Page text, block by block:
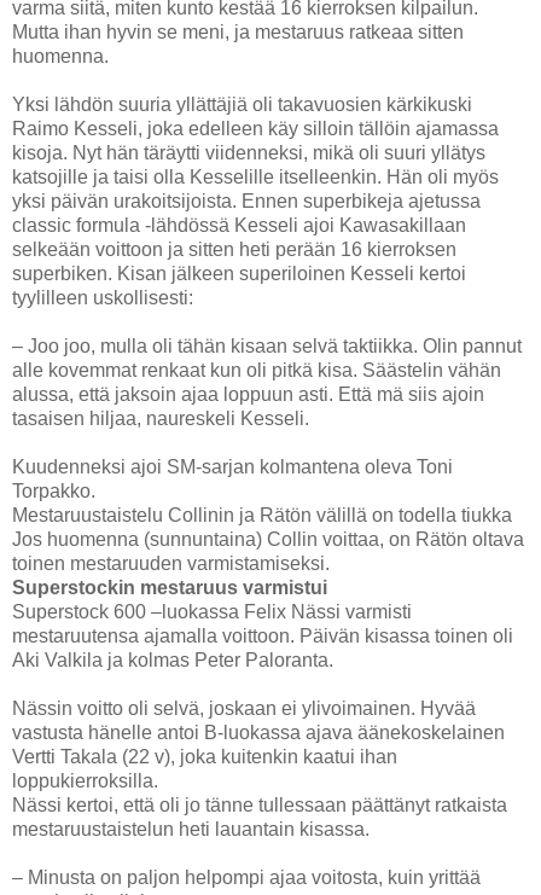
varma siitä, miten kunto kestää 16 kierroksen kilpailun.
Mutta ihan hyvin se meni, ja mestaruus ratkeaa sitten
huomenna.
Yksi lähdön suuria yllättäjiä oli takavuosien kärkikuski
Raimo Kesseli, joka edelleen käy silloin tällöin ajamassa
kisoja. Nyt hän täräytti viidenneksi, mikä oli suuri yllätys
katsojille ja taisi olla Kesselille itselleenkin. Hän oli myös
yksi päivän urakoitsijoista. Ennen superbikeja ajetussa
classic formula -lähdössä Kesseli ajoi Kawasakillaan
selkeään voittoon ja sitten heti perään 16 kierroksen
superbiken. Kisan jälkeen superiloinen Kesseli kertoi
tyylilleen uskollisesti:
– Joo joo, mulla oli tähän kisaan selvä taktiikka. Olin pannut
alle kovemmat renkaat kun oli pitkä kisa. Säästelin vähän
alussa, että jaksoin ajaa loppuun asti. Että mä siis ajoin
tasaisen hiljaa, naureskeli Kesseli.
Kuudenneksi ajoi SM-sarjan kolmantena oleva Toni
Torpakko.
Mestaruustaistelu Collinin ja Rätön välillä on todella tiukka
Jos huomenna (sunnuntaina) Collin voittaa, on Rätön oltava
toinen mestaruuden varmistamiseksi.
Superstockin mestaruus varmistui
Superstock 600 –luokassa Felix Nässi varmisti
mestaruutensa ajamalla voittoon. Päivän kisassa toinen oli
Aki Valkila ja kolmas Peter Paloranta.
Nässin voitto oli selvä, joskaan ei ylivoimainen. Hyvää
vastusta hänelle antoi B-luokassa ajava äänekoskelainen
Vertti Takala (22 v), joka kuitenkin kaatui ihan
loppukierroksilla.
Nässi kertoi, että oli jo tänne tullessaan päättänyt ratkaista
mestaruustaistelun heti lauantain kisassa.
– Minusta on paljon helpompi ajaa voitosta, kuin yrittää